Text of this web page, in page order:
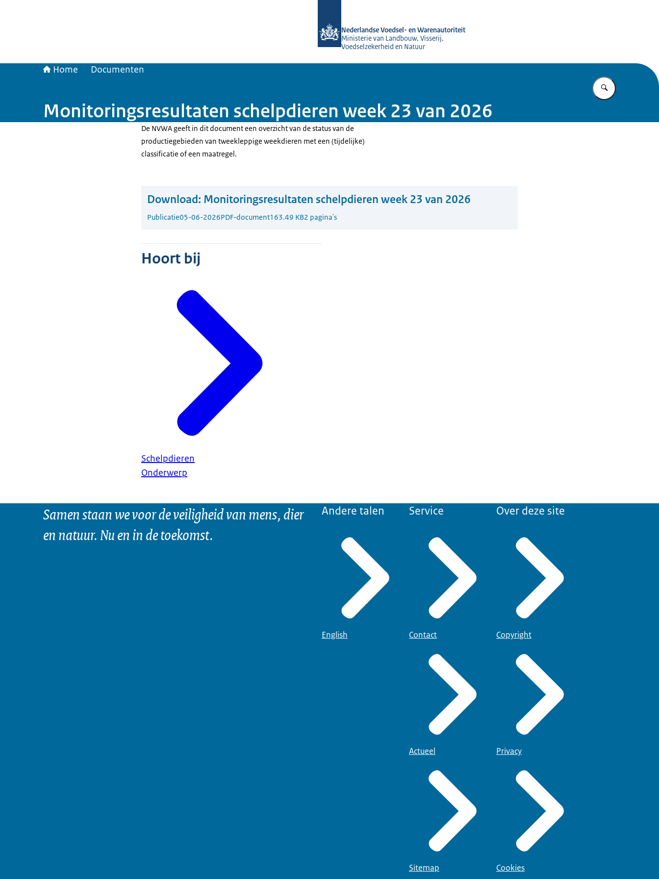
Nederlandse Voedsel- en Warenautoriteit
Ministerie van Landbouw, Visserij,
Voedselzekerheid en Natuur
Home Documenten
Vul in wat u
Monitoringsresultaten schelpdieren week 23 van 2026
De NVWA geeft in dit document een overzicht van de status van de
productiegebieden van tweekleppige weekdieren met een (tijdelijke)
classificatie of een maatregel.
Download: Monitoringsresultaten schelpdieren week 23 van 2026
Publicatie05-06-2026PDF-document163.49 KB2 pagina's
Hoort bij
Schelpdieren
Onderwerp
Samen staan we voor de veiligheid van mens, dier
en natuur. Nu en in de toekomst.
Andere talen
English
Service
Contact
Actueel
Sitemap
Over deze site
Copyright
Privacy
Cookies